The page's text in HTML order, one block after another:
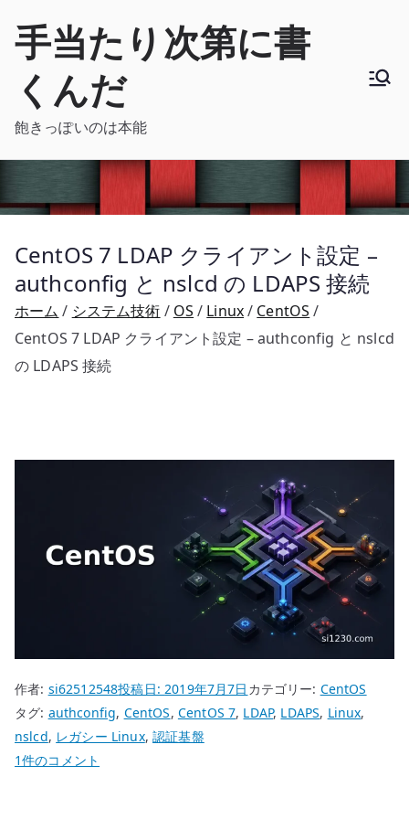
手当たり次第に書
くんだ
飽きっぽいのは本能
CentOS 7 LDAP クライアント設定 –
authconfig と nslcd の LDAPS 接続
ホーム システム技術 OS Linux
CentOS
CentOS 7 LDAP クライアント設定 – authconfig と nslcd
の LDAPS 接続
作者: si62512548投稿日:2019年7月7日 カテゴリー: CentOS
タグ: authconfig, CentOS, CentOS 7, LDAP, LDAPS, Linux,
nslcd, レガシー Linux,認証基盤
CentOS
1件のコメント